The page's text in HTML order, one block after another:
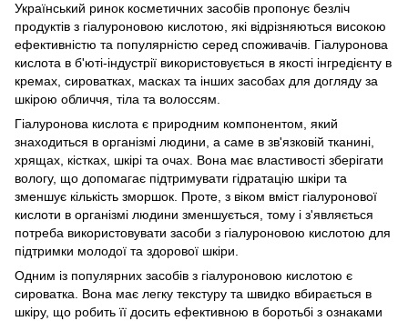
Український ринок косметичних засобів пропонує безліч
продуктів з гіалуроновою кислотою, які відрізняються високою
ефективністю та популярністю серед споживачів. Гіалуронова
кислота в б'юті-індустрії використовується в якості інгредієнту в
кремах, сироватках, масках та інших засобах для догляду за
шкірою обличчя, тіла та волоссям.
Гіалуронова кислота є природним компонентом, який
знаходиться в організмі людини, а саме в зв'язковій тканині,
хрящах, кістках, шкірі та очах. Вона має властивості зберігати
вологу, що допомагає підтримувати гідратацію шкіри та
зменшує кількість зморшок. Проте, з віком вміст гіалуронової
кислоти в організмі людини зменшується, тому і з'являється
потреба використовувати засоби з гіалуроновою кислотою для
підтримки молодої та здорової шкіри.
Одним із популярних засобів з гіалуроновою кислотою є
сироватка. Вона має легку текстуру та швидко вбирається в
шкіру, що робить її досить ефективною в боротьбі з ознаками